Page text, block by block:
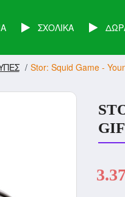
ΣΧΟΛΙΚΑ
Stor: Squid Game -